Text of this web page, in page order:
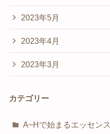
2023年5月
2023年4月
2023年3月
カテゴリー
A~Hで始まるエッセンス